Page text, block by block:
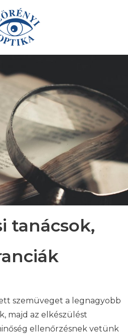
tanácsok,
szemüveget a legnagyobb
majd az elkészülést
ellenőrzésnek vetünk